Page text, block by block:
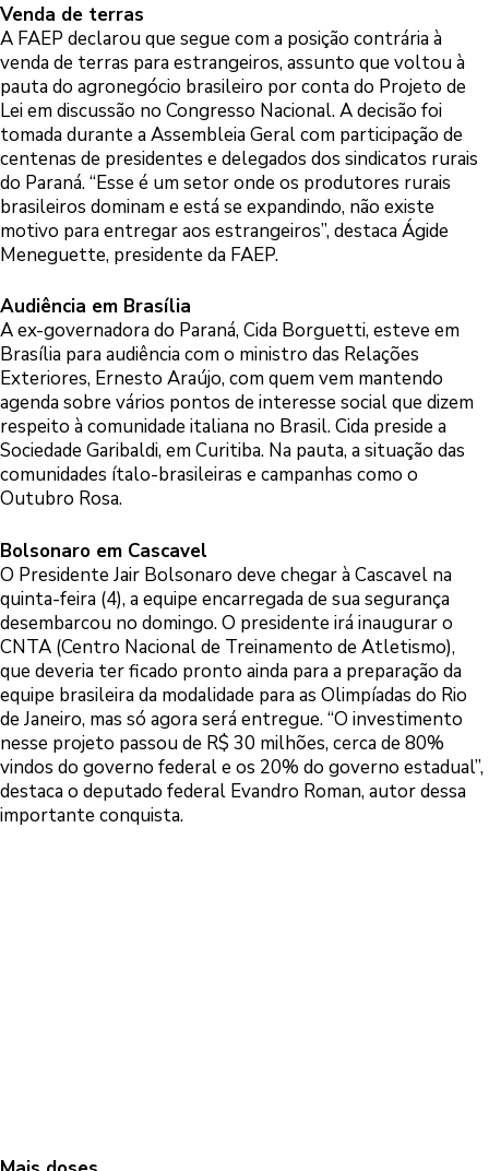
Venda de terras
A FAEP declarou que segue com a posição contrária à
venda de terras para estrangeiros, assunto que voltou à
pauta do agronegócio brasileiro por conta do Projeto de
Lei em discussão no Congresso Nacional. A decisão foi
tomada durante a Assembleia Geral com participação de
centenas de presidentes e delegados dos sindicatos rurais
do Paraná. “Esse é um setor onde os produtores rurais
brasileiros dominam e está se expandindo, não existe
motivo para entregar aos estrangeiros”, destaca Ágide
Meneguette, presidente da FAEP.
Audiência em Brasília
A ex-governadora do Paraná, Cida Borguetti, esteve em
Brasília para audiência com o ministro das Relações
Exteriores, Ernesto Araújo, com quem vem mantendo
agenda sobre vários pontos de interesse social que dizem
respeito à comunidade italiana no Brasil. Cida preside a
Sociedade Garibaldi, em Curitiba. Na pauta, a situação das
comunidades ítalo-brasileiras e campanhas como o
Outubro Rosa.
Bolsonaro em Cascavel
O Presidente Jair Bolsonaro deve chegar à Cascavel na
quinta-feira (4), a equipe encarregada de sua segurança
desembarcou no domingo. O presidente irá inaugurar o
CNTA (Centro Nacional de Treinamento de Atletismo),
que deveria ter ficado pronto ainda para a preparação da
equipe brasileira da modalidade para as Olimpíadas do Rio
de Janeiro, mas só agora será entregue. “O investimento
nesse projeto passou de R$ 30 milhões, cerca de 80%
vindos do governo federal e os 20% do governo estadual”,
destaca o deputado federal Evandro Roman, autor dessa
importante conquista.